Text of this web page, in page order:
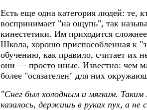
Есть еще одна категория людей: те,
воспринимает "на ощупь", так
кинестетики. Им приходится
Школа, хорошо приспособленная к
обучению, как правило, считает их
они — просто иные. Известно: чем
более "осязателен" для них
"Снег был холодным и мягким.
казалось, держишь в руках пух, а не